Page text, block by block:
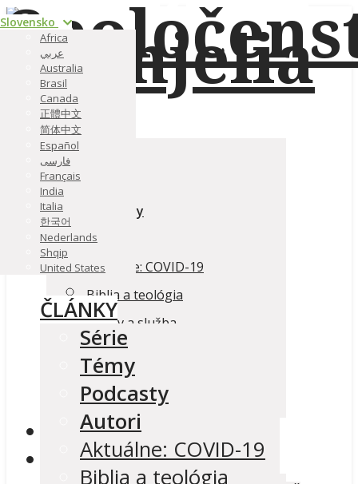
ČLÁNKY
Podcasty
Autori
Aktuálne: COVID-19
Biblia a teológia
Cirkev a služba
Kresťanský život
Viera a práca
Zakladanie zborov
KNIHY
UDALOSTI
Slovensko
Africa
عربي
Australia
Brasil
Canada
正體中文
简体中文
Español
فارسی
Français
India
Italia
한국어
Nederlands
Shqip
United States
ČLÁNKY
Série
Témy
Podcasty
Autori
Aktuálne: COVID-19
Biblia a teológia